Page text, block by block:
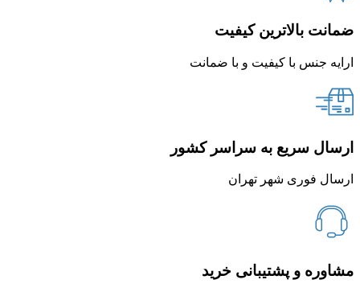
ضمانت بالاترین کیفیت
ارایه جنس با کیفیت و با ضمانت
ارسال سریع به سراسر کشور
ارسال فوری شهر تهران
مشاوره و پشتیبانی خرید